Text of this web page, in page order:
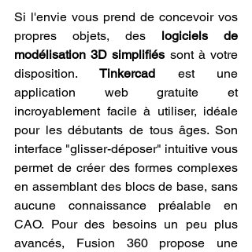
Si l'envie vous prend de concevoir vos
propres objets, des logiciels de
modélisation 3D simplifiés sont à votre
disposition. Tinkercad est une
application web gratuite et
incroyablement facile à utiliser, idéale
pour les débutants de tous âges. Son
interface "glisser-déposer" intuitive vous
permet de créer des formes complexes
en assemblant des blocs de base, sans
aucune connaissance préalable en
CAO. Pour des besoins un peu plus
avancés, Fusion 360 propose une